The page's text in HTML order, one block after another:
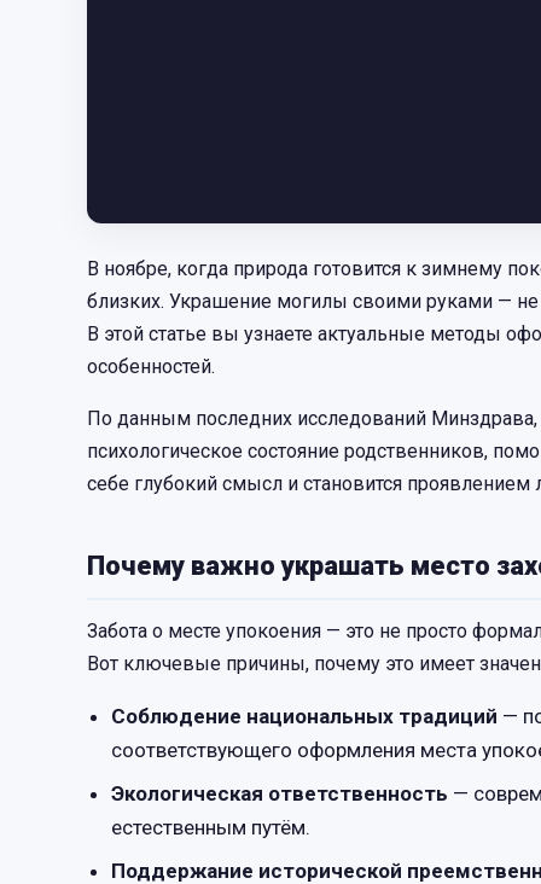
В ноябре, когда природа готовится к зимнему
близких. Украшение могилы своими руками —
В этой статье вы узнаете актуальные методы
особенностей.
По данным последних исследований
психологическое состояние родственников,
себе глубокий смысл и становится проявлением
Почему важно украшать место
Забота о месте упокоения — это не просто
Вот ключевые причины, почему это имеет
Соблюдение национальных традиций —
соответствующего оформления места
Экологическая ответственность —
естественным путём.
Поддержание исторической